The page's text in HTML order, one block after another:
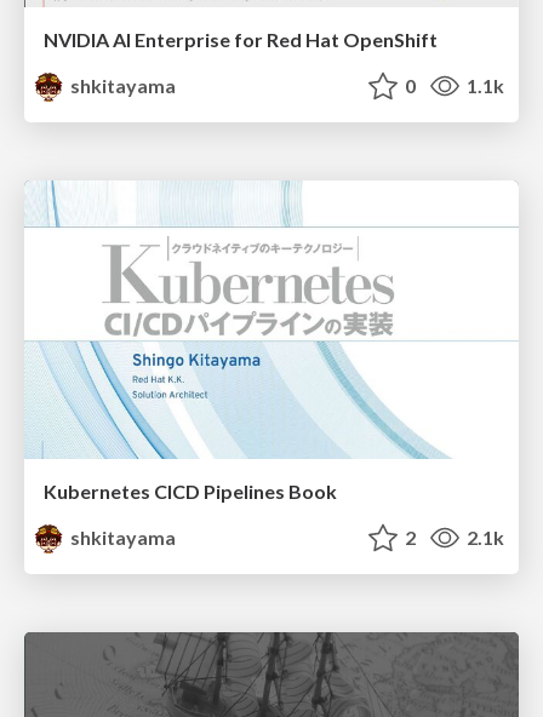
NVIDIA AI Enterprise for Red Hat OpenShift
shkitayama
0 1.1k
Kubernetes CICD Pipelines Book
shkitayama
2 2.1k